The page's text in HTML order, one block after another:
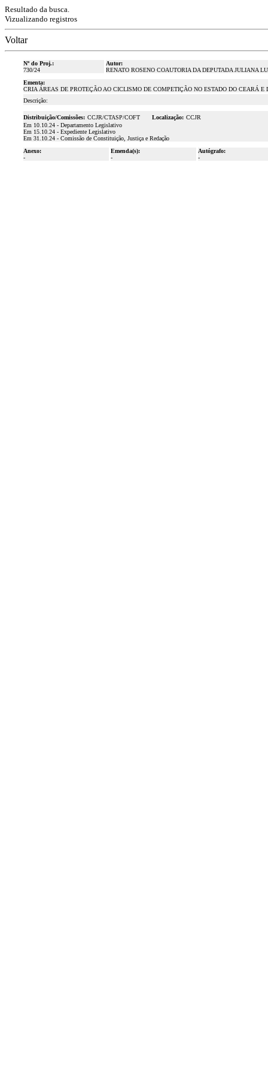
Resultado da busca.
Vizualizando registros
Voltar
Nº do Proj.:
730/24
Autor:
RENATO ROSENO COAUTORIA DA DEPUTADA JULIANA
Ementa:
CRIA ÁREAS DE PROTEÇÃO AO CICLISMO DE COMPETIÇÃO NO ESTADO DO CEARÁ E
Descrição:
Distribuição/Comissões: CCJR/CTASP/COFT Localização: CCJR
Em 10.10.24 - Departamento Legislativo
Em 15.10.24 - Expediente Legislativo
Em 31.10.24 - Comissão de Constituição, Justiça e Redação
Anexo:
-
Emenda(s):
-
Autógrafo:
-